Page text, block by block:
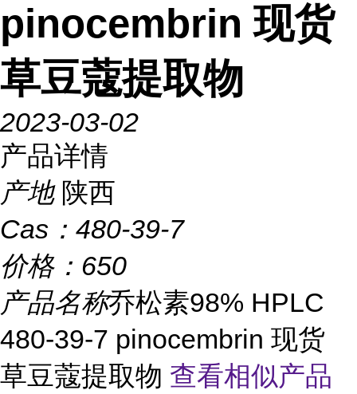
pinocembrin 现货
草豆蔻提取物
2023-03-02
产品详情
产地 陕西
Cas： 480-39-7
价格： 650
产品名称乔松素98% HPLC
480-39-7 pinocembrin 现货
草豆蔻提取物 查看相似产品